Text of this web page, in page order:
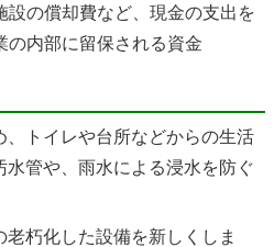
設の償却費など、現金の支出を
の内部に留保される資金
、トイレや台所などからの生活
管や、雨水による浸水を防ぐ
朽化した設備を新しくしま